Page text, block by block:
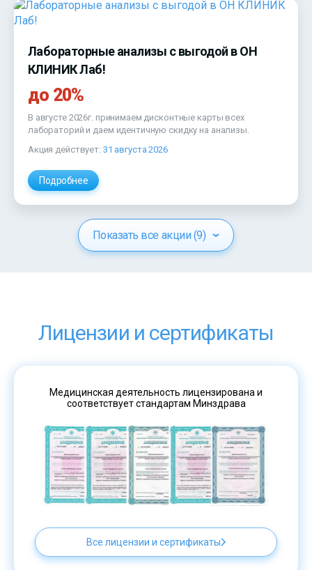
Лабораторные анализы с выгодой в ОН
КЛИНИК Лаб!
до 20%
В августе 2026г. принимаем дисконтные карты всех
лабораторий и даем идентичную скидку на анализы.
Акция действует: 31 августа 2026
Подробнее
Показать все акции (9)
Лицензии и сертификаты
Медицинская деятельность лицензирована и
соответствует стандартам Минздрава
Все лицензии и сертификаты